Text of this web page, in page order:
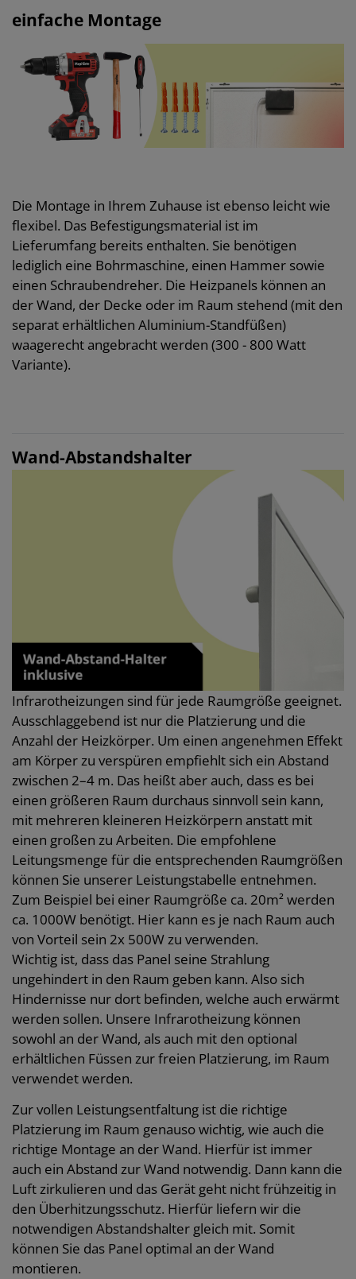
einfache Montage
Die Montage in Ihrem Zuhause ist ebenso leicht wie
flexibel. Das Befestigungsmaterial ist im
Lieferumfang bereits enthalten. Sie benötigen
lediglich eine Bohrmaschine, einen Hammer sowie
einen Schraubendreher. Die Heizpanels können an
der Wand, der Decke oder im Raum stehend (mit den
separat erhältlichen Aluminium-Standfüßen)
waagerecht angebracht werden (300 - 800 Watt
Variante).
Wand-Abstandshalter
Infrarotheizungen sind für jede Raumgröße geeignet.
Ausschlaggebend ist nur die Platzierung und die
Anzahl der Heizkörper. Um einen angenehmen Effekt
am Körper zu verspüren empfiehlt sich ein Abstand
zwischen 2–4 m. Das heißt aber auch, dass es bei
einen größeren Raum durchaus sinnvoll sein kann,
mit mehreren kleineren Heizkörpern anstatt mit
einen großen zu Arbeiten. Die empfohlene
Leitungsmenge für die entsprechenden Raumgrößen
können Sie unserer Leistungstabelle entnehmen.
Zum Beispiel bei einer Raumgröße ca. 20m² werden
ca. 1000W benötigt. Hier kann es je nach Raum auch
von Vorteil sein 2x 500W zu verwenden.
Wichtig ist, dass das Panel seine Strahlung
ungehindert in den Raum geben kann. Also sich
Hindernisse nur dort befinden, welche auch erwärmt
werden sollen. Unsere Infrarotheizung können
sowohl an der Wand, als auch mit den optional
erhältlichen Füssen zur freien Platzierung, im Raum
verwendet werden.
Zur vollen Leistungsentfaltung ist die richtige
Platzierung im Raum genauso wichtig, wie auch die
richtige Montage an der Wand. Hierfür ist immer
auch ein Abstand zur Wand notwendig. Dann kann die
Luft zirkulieren und das Gerät geht nicht frühzeitig in
den Überhitzungsschutz. Hierfür liefern wir die
notwendigen Abstandshalter gleich mit. Somit
können Sie das Panel optimal an der Wand
montieren.